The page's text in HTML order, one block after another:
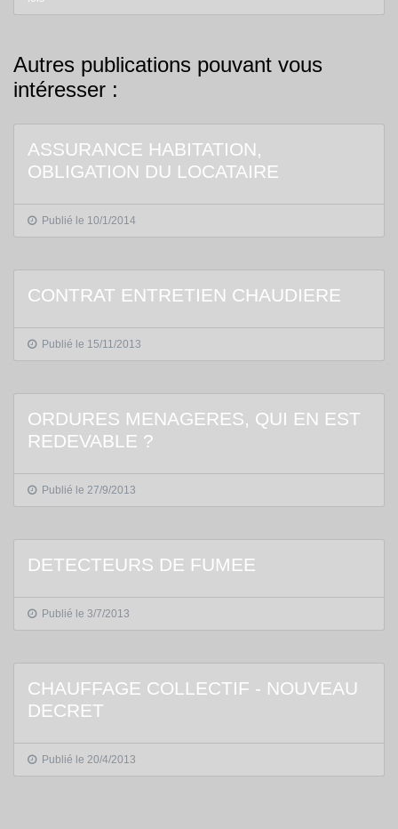
Autres publications pouvant vous
intéresser :
ASSURANCE HABITATION,
OBLIGATION DU LOCATAIRE
Publié le 10/1/2014
CONTRAT ENTRETIEN CHAUDIERE
Publié le 15/11/2013
ORDURES MENAGERES, QUI EN EST
REDEVABLE ?
Publié le 27/9/2013
DETECTEURS DE FUMEE
Publié le 3/7/2013
CHAUFFAGE COLLECTIF - NOUVEAU
DECRET
Publié le 20/4/2013